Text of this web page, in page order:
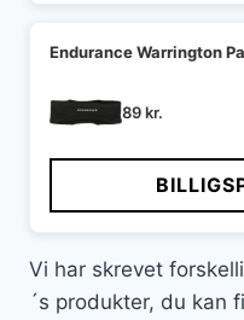
Endurance Warrington
89kr.
Vi har skrevet
´s produkter, du kan